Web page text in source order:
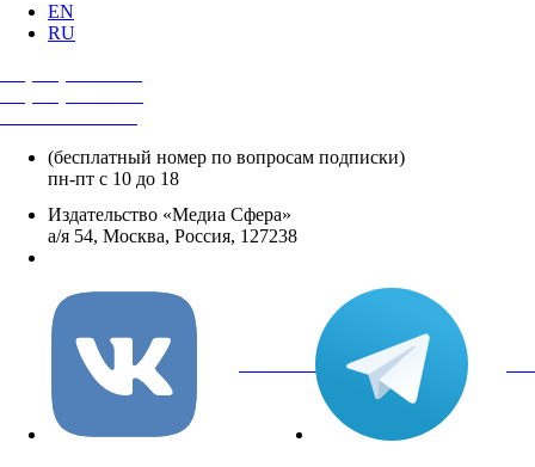
EN
RU
(бесплатный номер по вопросам подписки)
пн-пт с 10 до 18
Издательство «Медиа Сфера»
а/я 54, Москва, Россия, 127238
вКонтакте